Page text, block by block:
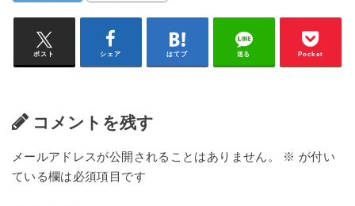
ポスト シェア はてブ 送る Pocket
コメントを残す
メールアドレスが公開されることはありません。 ※ が付い
ている欄は必須項目です